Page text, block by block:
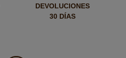
DEVOLUCIONES
30 DÍAS